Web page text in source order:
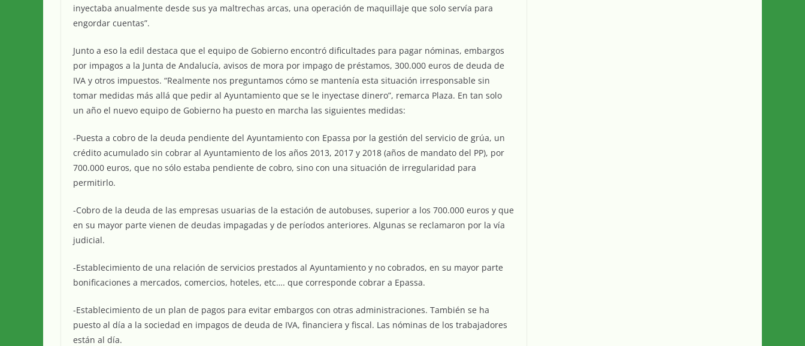
inyectaba anualmente desde sus ya maltrechas arcas, una operación de maquillaje que solo servía para
engordar cuentas”.
Junto a eso la edil destaca que el equipo de Gobierno encontró dificultades para pagar nóminas, embargos
por impagos a la Junta de Andalucía, avisos de mora por impago de préstamos, 300.000 euros de deuda de
IVA y otros impuestos. “Realmente nos preguntamos cómo se mantenía esta situación irresponsable sin
tomar medidas más allá que pedir al Ayuntamiento que se le inyectase dinero”, remarca Plaza. En tan solo
un año el nuevo equipo de Gobierno ha puesto en marcha las siguientes medidas:
-Puesta a cobro de la deuda pendiente del Ayuntamiento con Epassa por la gestión del servicio de grúa, un
crédito acumulado sin cobrar al Ayuntamiento de los años 2013, 2017 y 2018 (años de mandato del PP), por
700.000 euros, que no sólo estaba pendiente de cobro, sino con una situación de irregularidad para
permitirlo.
-Cobro de la deuda de las empresas usuarias de la estación de autobuses, superior a los 700.000 euros y que
en su mayor parte vienen de deudas impagadas y de períodos anteriores. Algunas se reclamaron por la vía
judicial.
-Establecimiento de una relación de servicios prestados al Ayuntamiento y no cobrados, en su mayor parte
bonificaciones a mercados, comercios, hoteles, etc…. que corresponde cobrar a Epassa.
-Establecimiento de un plan de pagos para evitar embargos con otras administraciones. También se ha
puesto al día a la sociedad en impagos de deuda de IVA, financiera y fiscal. Las nóminas de los trabajadores
están al día.